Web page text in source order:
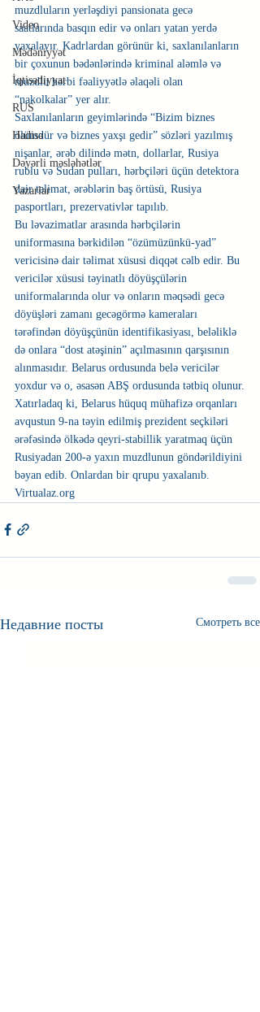
Video
Mədəniyyət
İqtisadiyyat
RUS
Hadisə
Dəyərli məsləhətlər
Yazarlar
muzdluların yerləşdiyi pansionata gecə
saatlarında basqın edir və onları yatan yerdə
yaxalayır. Kadrlardan görünür ki, saxlanılanların
bir çoxunun bədənlərində kriminal aləmlə və
muzdlu hərbi fəaliyyətlə əlaqəli olan
“nakolkalar” yer alır.
Saxlanılanların geyimlərində “Bizim biznes
ölümdür və biznes yaxşı gedir” sözləri yazılmış
nişanlar, ərəb dilində mətn, dollarlar, Rusiya
rublu və Sudan pulları, hərbçiləri üçün detektora
dair təlimat, ərəblərin baş örtüsü, Rusiya
pasportları, prezervativlər tapılıb.
Bu ləvazimatlar arasında hərbçilərin
uniformasına bərkidilən “özümüzünkü-yad”
vericisinə dair təlimat xüsusi diqqət cəlb edir. Bu
vericilər xüsusi təyinatlı döyüşçülərin
uniformalarında olur və onların məqsədi gecə
döyüşləri zamanı gecəgörmə kameraları
tərəfindən döyüşçünün identifikasiyası, beləliklə
də onlara “dost atəşinin” açılmasının qarşısının
alınmasıdır. Belarus ordusunda belə vericilər
yoxdur və o, əsasən ABŞ ordusunda tətbiq olunur.
Xatırladaq ki, Belarus hüquq mühafizə orqanları
avqustun 9-na təyin edilmiş prezident seçkiləri
ərəfəsində ölkədə qeyri-stabillik yaratmaq üçün
Rusiyadan 200-ə yaxın muzdlunun göndərildiyini
bəyan edib. Onlardan bir qrupu yaxalanıb.
Virtualaz.org
Недавние посты Смотреть все